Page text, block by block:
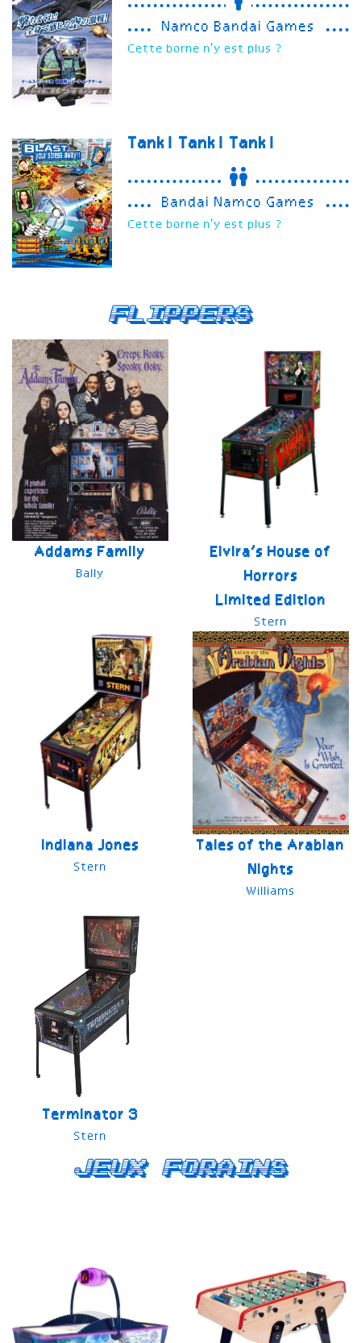
Namco Bandai Games
Cette borne n'y est plus ?
Tank! Tank! Tank!
Bandai Namco Games
Cette borne n'y est plus ?
Flippers
Addams Family
Bally
Elvira’s House of
Horrors
Limited Edition
Stern
Indiana Jones
Stern
Tales of the Arabian
Nights
Williams
Terminator 3
Stern
Jeux forains